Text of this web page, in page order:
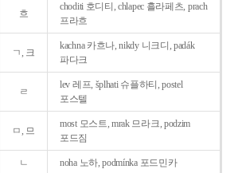
흐
choditi 호디티, chlapec 흘라페츠, prach
프라흐
ㄱ, 크
kachna 카흐나, nikdy 니크디, padák
파다크
ㄹ
lev 레프, šplhati 슈플하티, postel
포스텔
ㅁ, 므
most 모스트, mrak 므라크, podzim
포드짐
ㄴ noha 노하, podmínka 포드민카